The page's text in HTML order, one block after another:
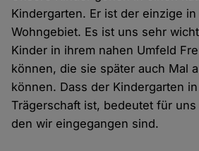
Kindergarten. Er ist der einzige
Wohngebiet. Es ist uns sehr
Kinder in ihrem nahen Umfeld
können, die sie später auch Mal
können. Dass der Kindergarten
Trägerschaft ist, bedeutet für uns
den wir eingegangen sind.